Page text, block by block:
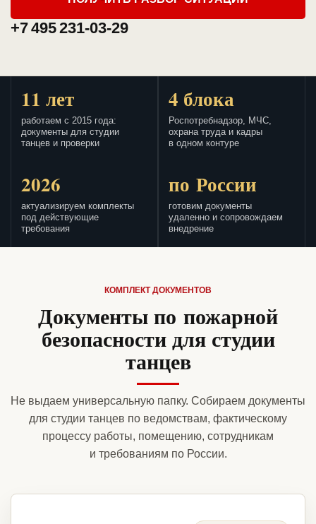
+7 495 231-03-29
11 лет
работаем с 2015 года:
документы для студии
танцев и проверки
4 блока
Роспотребнадзор, МЧС,
охрана труда и кадры
в одном контуре
2026
актуализируем комплекты
под действующие
требования
по России
готовим документы
удаленно и сопровождаем
внедрение
КОМПЛЕКТ ДОКУМЕНТОВ
Документы по пожарной
безопасности для студии
танцев
Не выдаем универсальную папку. Собираем документы
для студии танцев по ведомствам, фактическому
процессу работы, помещению, сотрудникам
и требованиям по России.